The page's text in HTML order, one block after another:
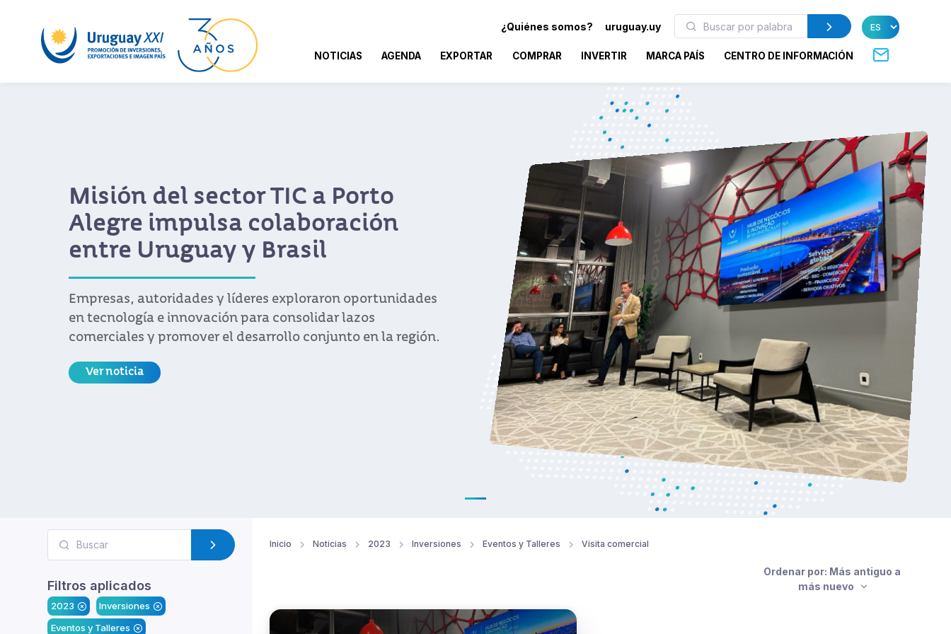
¿Quiénes somos? uruguay.uy
NOTICIAS AGENDA EXPORTAR COMPRAR INVERTIR MARCA PAÍS CENTRO DE INFORMACIÓN
Misión del sector TIC a Porto
Alegre impulsa colaboración
entre Uruguay y Brasil
Empresas, autoridades y líderes exploraron oportunidades
en tecnología e innovación para consolidar lazos
comerciales y promover el desarrollo conjunto en la región.
Ver noticia
Filtros aplicados
2023
Inversiones
Eventos y Talleres
Inicio Noticias 2023 Inversiones Eventos y Talleres Visita comercial
Ordenar por: Más antiguo a
más nuevo